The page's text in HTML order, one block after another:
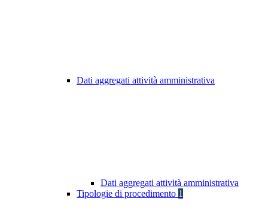
Dati aggregati attività amministrativa
Dati aggregati attività amministrativa
Tipologie di procedimento 1